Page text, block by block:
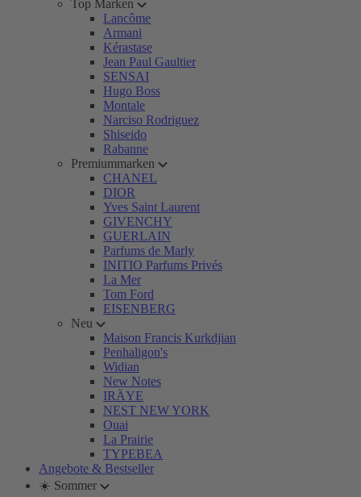
Top Marken
Lancôme
Armani
Kérastase
Jean Paul Gaultier
SENSAI
Hugo Boss
Montale
Narciso Rodriguez
Shiseido
Rabanne
Premiummarken
CHANEL
DIOR
Yves Saint Laurent
GIVENCHY
GUERLAIN
Parfums de Marly
INITIO Parfums Privés
La Mer
Tom Ford
EISENBERG
Neu
Maison Francis Kurkdjian
Penhaligon's
Widian
New Notes
IRÄYE
NEST NEW YORK
Ouai
La Prairie
TYPEBEA
Angebote & Bestseller
☀️ Sommer